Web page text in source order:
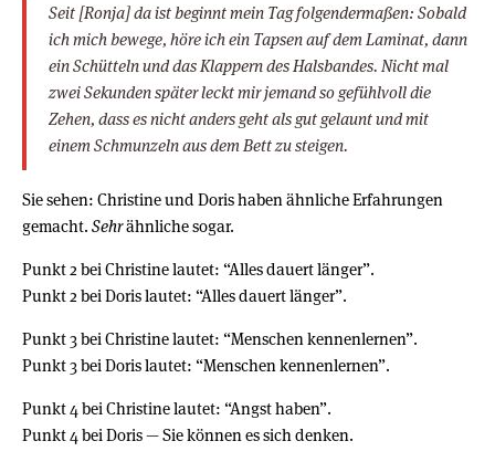
Seit [Ronja] da ist beginnt mein Tag folgendermaßen: Sobald
ich mich bewege, höre ich ein Tapsen auf dem Laminat, dann
ein Schütteln und das Klappern des Halsbandes. Nicht mal
zwei Sekunden später leckt mir jemand so gefühlvoll die
Zehen, dass es nicht anders geht als gut gelaunt und mit
einem Schmunzeln aus dem Bett zu steigen.
Sie sehen: Christine und Doris haben ähnliche Erfahrungen
gemacht. Sehrähnliche sogar.
Punkt 2 bei Christine lautet: “Alles dauert länger”.
Punkt 2 bei Doris lautet: “Alles dauert länger”.
Punkt 3 bei Christine lautet: “Menschen kennenlernen”.
Punkt 3 bei Doris lautet: “Menschen kennenlernen”.
Punkt 4 bei Christine lautet: “Angst haben”.
Punkt 4 bei Doris — Sie können es sich denken.